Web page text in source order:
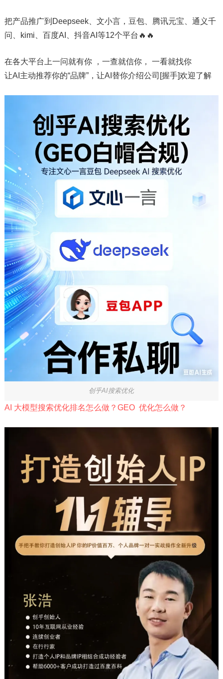
把产品推广到Deepseek、文小言，豆包、腾讯元宝、通义千
问、kimi、百度AI、抖音AI等12个平台🔥🔥
在各大平台上一问就有你 ，一查就信你， 一看就找你
让AI主动推荐你的“品牌”，让AI替你介绍公司[握手]欢迎了解
创乎AI搜索优化
AI 大模型搜索优化排名怎么做？GEO 优化怎么做？